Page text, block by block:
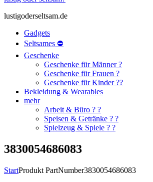
lustigoderseltsam.de
Gadgets
Seltsames ⛔
Geschenke
Geschenke für Männer ?
Geschenke für Frauen ?
Geschenke für Kinder ??
Bekleidung & Wearables
mehr
Arbeit & Büro ? ?
Speisen & Getränke ? ?
Spielzeug & Spiele ? ?
3830054686083
StartProdukt PartNumber3830054686083